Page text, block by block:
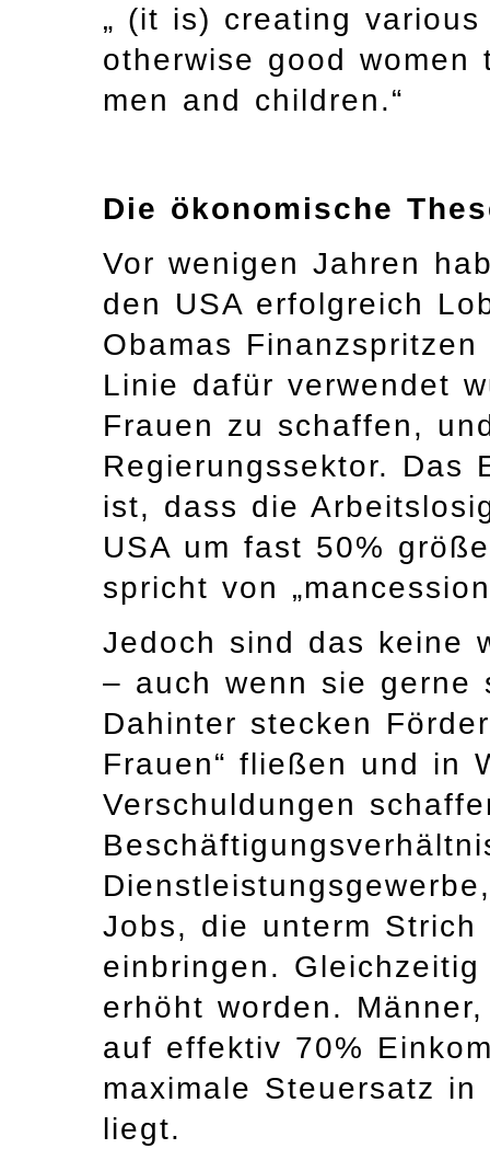
„ (it is) creating
otherwise good
men and children.“
Die ökonomische
Vor wenigen Jahren
den USA erfolgreich
Obamas
Linie dafür verwendet
Frauen zu schaffen,
Regierungssektor. Das
ist, dass die
USA um fast 50%
spricht von
Jedoch sind das keine
– auch wenn sie gerne
Dahinter stecken
Frauen“ fließen und in
Verschuldungen
Jobs, die unterm
einbringen.
erhöht worden.
auf effektiv 70%
maximale Steuersatz
liegt.